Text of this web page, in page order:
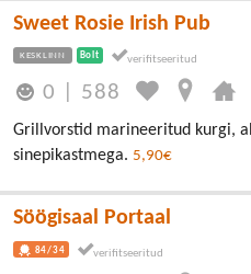
Sweet Rosie Irish Pub
KESKLINN Bolt
0 588
Grillvorstid marineeritud kurgi,
sinepikastmega. 5,90€
Söögisaal Portaal
84/34